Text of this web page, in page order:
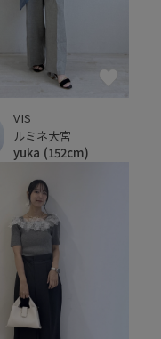
VIS
ルミネ大宮
yuka (152cm)